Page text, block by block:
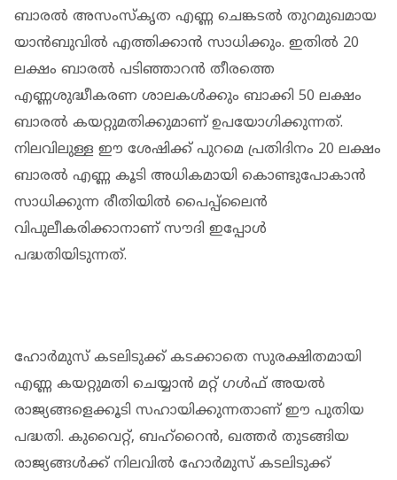
ബാരൽ അസംസ്‌കൃത എണ്ണ ചെങ്കടൽ തുറമുഖമായ
യാൻബുവിൽ എത്തിക്കാൻ സാധിക്കും. ഇതിൽ 20
ലക്ഷം ബാരൽ പടിഞ്ഞാറൻ തീരത്തെ
എണ്ണശുദ്ധീകരണ ശാലകൾക്കും ബാക്കി 50 ലക്ഷം
ബാരൽ കയറ്റുമതിക്കുമാണ് ഉപയോഗിക്കുന്നത്.
നിലവിലുള്ള ഈ ശേഷിക്ക് പുറമെ പ്രതിദിനം 20 ലക്ഷം
ബാരൽ എണ്ണ കൂടി അധികമായി കൊണ്ടുപോകാൻ
സാധിക്കുന്ന രീതിയിൽ പൈപ്പ്‌ലൈൻ
വിപുലീകരിക്കാനാണ് സൗദി ഇപ്പോൾ
പദ്ധതിയിടുന്നത്.
ഹോർമുസ് കടലിടുക്ക് കടക്കാതെ സുരക്ഷിതമായി
എണ്ണ കയറ്റുമതി ചെയ്യാൻ മറ്റ് ഗൾഫ് അയൽ
രാജ്യങ്ങളെക്കൂടി സഹായിക്കുന്നതാണ് ഈ പുതിയ
പദ്ധതി. കുവൈറ്റ്, ബഹ്‌റൈൻ, ഖത്തർ തുടങ്ങിയ
രാജ്യങ്ങൾക്ക് നിലവിൽ ഹോർമുസ് കടലിടുക്ക്